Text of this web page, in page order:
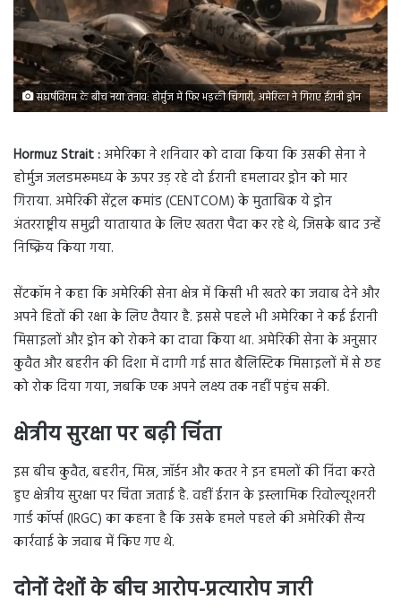
संघर्षविराम के बीच नया तनाव: होर्मुज में फिर भड़की चिंगारी, अमेरिका ने गिराए ईरानी ड्रोन
Hormuz Strait :अमेरिका ने शनिवार को दावा किया कि उसकी सेना ने
होर्मुज जलडमरूमध्य के ऊपर उड़ रहे दो ईरानी हमलावर ड्रोन को मार
गिराया. अमेरिकी सेंट्रल कमांड (CENTCOM) के मुताबिक ये ड्रोन
अंतरराष्ट्रीय समुद्री यातायात के लिए खतरा पैदा कर रहे थे, जिसके बाद उन्हें
निष्क्रिय किया गया.
सेंटकॉम ने कहा कि अमेरिकी सेना क्षेत्र में किसी भी खतरे का जवाब देने और
अपने हितों की रक्षा के लिए तैयार है. इससे पहले भी अमेरिका ने कई ईरानी
मिसाइलों और ड्रोन को रोकने का दावा किया था. अमेरिकी सेना के अनुसार
कुवैत और बहरीन की दिशा में दागी गई सात बैलिस्टिक मिसाइलों में से छह
को रोक दिया गया, जबकि एक अपने लक्ष्य तक नहीं पहुंच सकी.
क्षेत्रीय सुरक्षा पर बढ़ी चिंता
इस बीच कुवैत, बहरीन, मिस्र, जॉर्डन और कतर ने इन हमलों की निंदा करते
हुए क्षेत्रीय सुरक्षा पर चिंता जताई है. वहीं ईरान के इस्लामिक रिवोल्यूशनरी
गार्ड कॉर्प्स (IRGC) का कहना है कि उसके हमले पहले की अमेरिकी सैन्य
कार्रवाई के जवाब में किए गए थे.
दोनों देशों के बीच आरोप-प्रत्यारोप जारी